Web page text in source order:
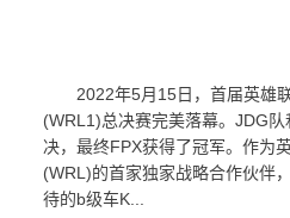
2022年5月15日，首届英雄
(WRL1)总决赛完美落幕。JDG
决，最终FPX获得了冠军。作为
(WRL)的首家独家战略合作伙伴
待的b级车K...